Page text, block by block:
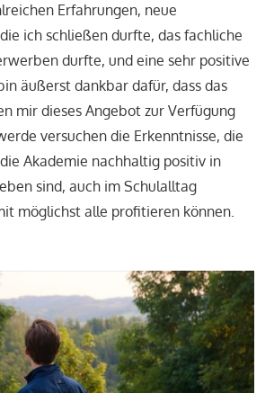
Erfahrungen, neue
ich schließen durfte, das fachliche
durfte, und eine sehr positive
äußerst dankbar dafür, dass das
mir dieses Angebot zur Verfügung
versuchen die Erkenntnisse, die
Akademie nachhaltig positiv in
sind, auch im Schulalltag
möglichst alle profitieren können.